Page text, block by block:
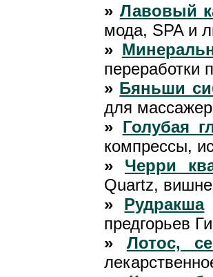
» Лавовый
мода, SPA и
»
переработки
» Бяньши
для
» Голубая
компрессы,
»
Черри
Quartz,
»
Рудракша
предгорьев
»
Лотос,